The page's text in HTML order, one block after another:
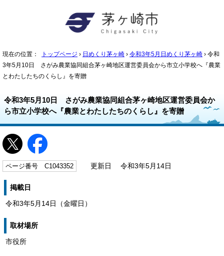
現在の位置： トップページ › 日めくり茅ヶ崎 › 令和3年5月日めくり茅ヶ崎 › 令和
3年5月10日 さがみ農業協同組合茅ヶ崎地区運営委員会から市立小学校へ『農業
とわたしたちのくらし』を寄贈
令和3年5月10日 さがみ農業協同組合茅ヶ崎地区運営委員会か
ら市立小学校へ『農業とわたしたちのくらし』を寄贈
ページ番号 C1043352 更新日 令和3年5月14日
掲載日
令和3年5月14日（金曜日）
取材場所
市役所